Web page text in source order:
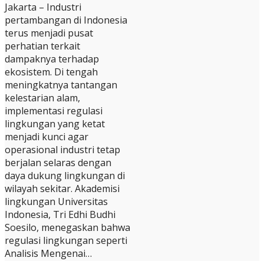
Jakarta – Industri
pertambangan di Indonesia
terus menjadi pusat
perhatian terkait
dampaknya terhadap
ekosistem. Di tengah
meningkatnya tantangan
kelestarian alam,
implementasi regulasi
lingkungan yang ketat
menjadi kunci agar
operasional industri tetap
berjalan selaras dengan
daya dukung lingkungan di
wilayah sekitar. Akademisi
lingkungan Universitas
Indonesia, Tri Edhi Budhi
Soesilo, menegaskan bahwa
regulasi lingkungan seperti
Analisis Mengenai…